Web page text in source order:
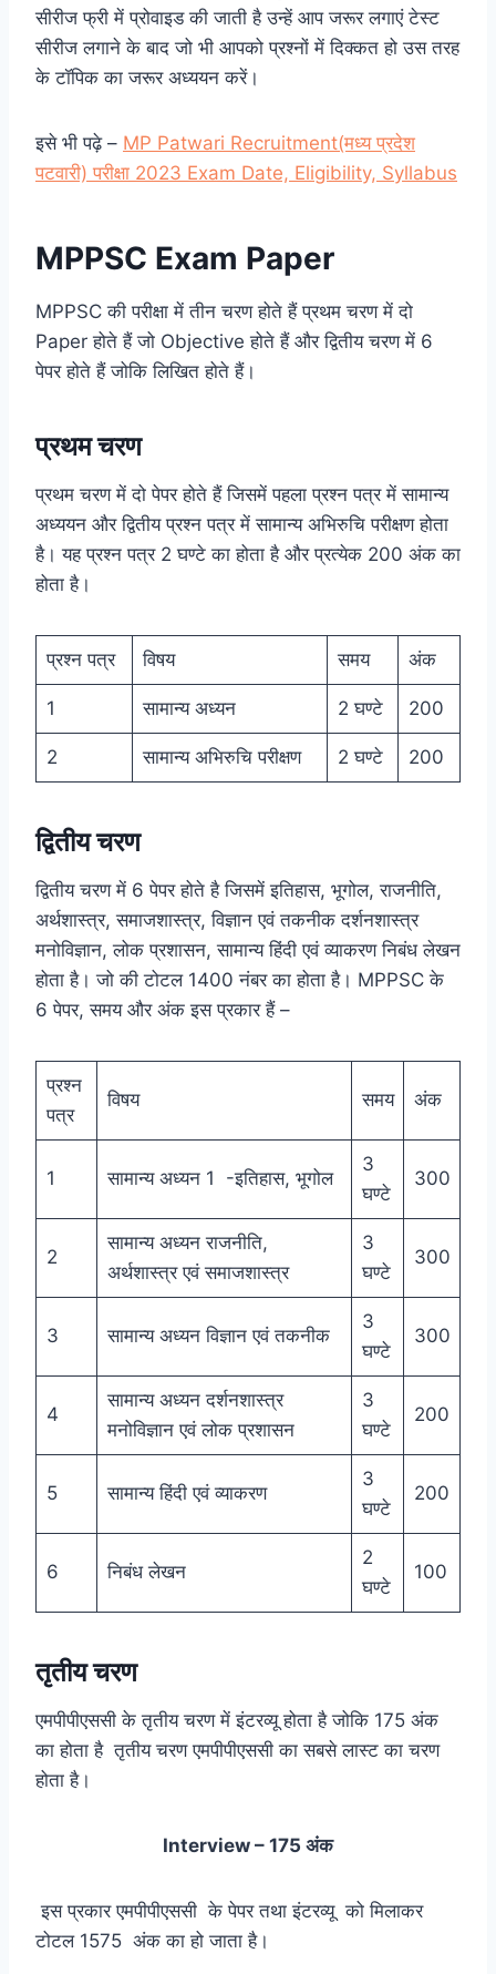
सीरीज फ्री में प्रोवाइड की जाती है उन्हें आप जरूर लगाएं टेस्ट
सीरीज लगाने के बाद जो भी आपको प्रश्नों में दिक्कत हो उस तरह
के टॉपिक का जरूर अध्ययन करें।
इसे भी पढ़े – MP Patwari Recruitment(मध्य प्रदेश
पटवारी) परीक्षा 2023 Exam Date, Eligibility, Syllabus
MPPSC Exam Paper
MPPSC की परीक्षा में तीन चरण होते हैं प्रथम चरण में दो
Paper होते हैं जो Objective होते हैं और द्वितीय चरण में 6
पेपर होते हैं जोकि लिखित होते हैं।
प्रथम चरण
प्रथम चरण में दो पेपर होते हैं जिसमें पहला प्रश्न पत्र में सामान्य
अध्ययन और द्वितीय प्रश्न पत्र में सामान्य अभिरुचि परीक्षण होता
है। यह प्रश्न पत्र 2 घण्टे का होता है और प्रत्येक 200 अंक का
होता है।
प्रश्न पत्र विषय समय अंक
1 सामान्य अध्यन 2 घण्टे 200
2 सामान्य अभिरुचि परीक्षण 2 घण्टे 200
द्वितीय चरण
द्वितीय चरण में 6 पेपर होते है जिसमें इतिहास, भूगोल, राजनीति,
अर्थशास्त्र, समाजशास्त्र, विज्ञान एवं तकनीक दर्शनशास्त्र
मनोविज्ञान, लोक प्रशासन, सामान्य हिंदी एवं व्याकरण निबंध लेखन
होता है। जो की टोटल 1400 नंबर का होता है। MPPSC के
6 पेपर, समय और अंक इस प्रकार हैं –
प्रश्न
पत्र
विषय समय अंक
1 सामान्य अध्यन 1 -इतिहास, भूगोल
3
घण्टे
300
2
सामान्य अध्यन राजनीति,
अर्थशास्त्र एवं समाजशास्त्र
3
घण्टे
300
3 सामान्य अध्यन विज्ञान एवं तकनीक
3
घण्टे
300
4
सामान्य अध्यन दर्शनशास्त्र
मनोविज्ञान एवं लोक प्रशासन
3
घण्टे
200
5 सामान्य हिंदी एवं व्याकरण
3
घण्टे
200
6 निबंध लेखन
2
घण्टे
100
तृतीय चरण
एमपीपीएससी के तृतीय चरण में इंटरव्यू होता है जोकि 175 अंक
का होता है तृतीय चरण एमपीपीएससी का सबसे लास्ट का चरण
होता है।
Interview – 175 अंक
इस प्रकार एमपीपीएससी के पेपर तथा इंटरव्यू को मिलाकर
टोटल 1575 अंक का हो जाता है।